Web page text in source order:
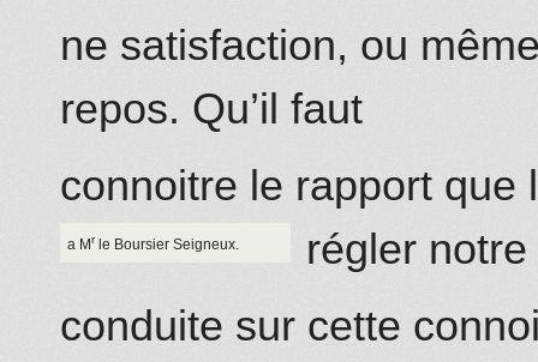
ne satisfaction, ou
repos. Qu’il faut
connoitre le rapport que
régler notre
a Mr le Boursier Seigneux.
conduite sur cette